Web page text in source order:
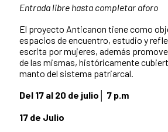
Entrada libre hasta completar aforo
El proyecto Anticanon tiene como
espacios de encuentro, estudio y
escrita por mujeres, además
de las mismas, históricamente
manto del sistema patriarcal.
Del 17 al 20 de julio│ 7 p.m
17 de Julio